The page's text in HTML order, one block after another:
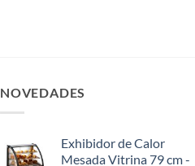
NOVEDADES
Exhibidor de Calor
Mesada Vitrina 79 cm -